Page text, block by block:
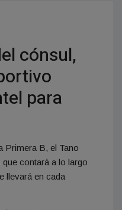
cónsul,
para
Primera B, el Tano
contará a lo largo
llevará en cada